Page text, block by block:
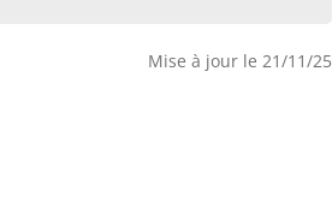
Mise à jour le 21/11/25